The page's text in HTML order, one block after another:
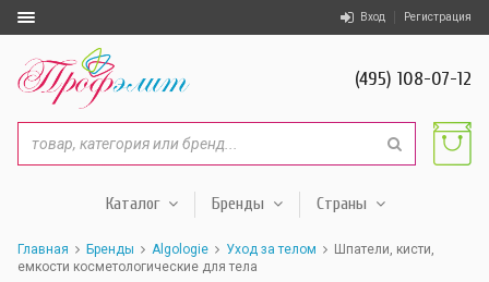
Вход Регистрация
(495) 108-07-12
Каталог Бренды Страны
Главная Бренды Algologie Уход за телом
Шпатели, кисти,
емкости косметологические для тела